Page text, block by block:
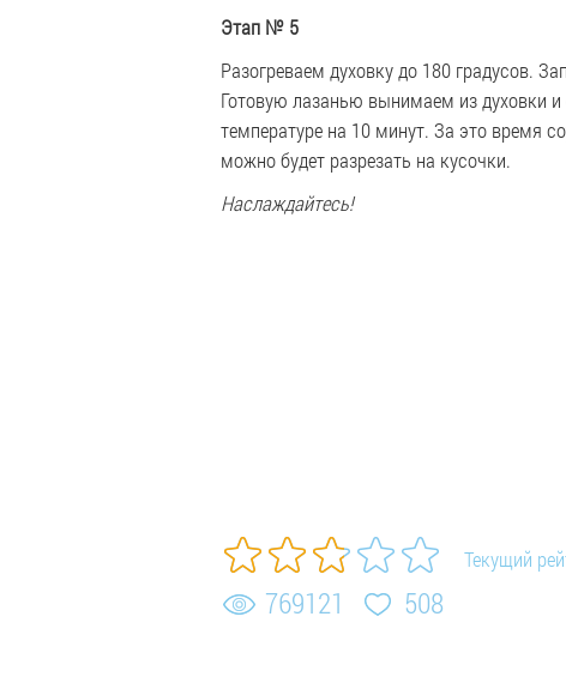
Этап № 5
Разогреваем духовку до 180 градусов.
Готовую лазанью вынимаем из духовки
температуре на 10 минут. За это время
можно будет разрезать на кусочки.
Наслаждайтесь!
Текущий
769121 508